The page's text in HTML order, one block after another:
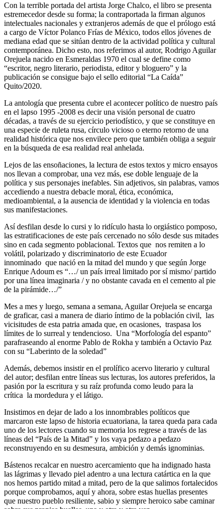
Con la terrible portada del artista Jorge Chalco, el libro se presenta
estremecedor desde su forma; la contraportada la firman algunos
intelectuales nacionales y extranjeros además de que el prólogo está
a cargo de Víctor Polanco Frías de México, todos ellos jóvenes de
mediana edad que se sitúan dentro de la actividad política y cultural
contemporánea. Dicho esto, nos referimos al autor, Rodrigo Aguilar
Orejuela nacido en Esmeraldas 1970 el cual se define como
“escritor, negro literario, periodista, editor y bloguero” y la
publicación se consigue bajo el sello editorial “La Caída”
Quito/2020.
La antología que presenta cubre el acontecer político de nuestro país
en el lapso 1995 -2008 es decir una visión personal de cuatro
décadas, a través de su ejercicio periodístico, y que se constituye en
una especie de ruleta rusa, círculo vicioso o eterno retorno de una
realidad histórica que nos envilece pero que también obliga a seguir
en la búsqueda de esa realidad real anhelada.
Lejos de las ensoñaciones, la lectura de estos textos y micro ensayos
nos llevan a comprobar, una vez más, ese doble lenguaje de la
política y sus personajes inefables. Sin adjetivos, sin palabras, vamos
accediendo a nuestra debacle moral, ética, económica,
medioambiental, a la ausencia de identidad y la violencia en todas
sus manifestaciones.
Así desfilan desde lo cursi y lo ridículo hasta lo orgiástico pomposo,
las estratificaciones de este país cercenado no sólo desde sus mitades
sino en cada segmento poblacional. Textos que nos remiten a lo
volátil, polarizado y discriminatorio de este Ecuador
innominado que nació en la mitad del mundo y que según Jorge
Enrique Adoum es “…/ un país irreal limitado por sí mismo/ partido
por una línea imaginaria / y no obstante cavada en el cemento al pie
de la pirámide…/”
Mes a mes y luego, semana a semana, Aguilar Orejuela se encarga
de graficar, casi a manera de diario íntimo de la población civil, las
vicisitudes de esta patria amada que, en ocasiones, traspasa los
límites de lo surreal y tendencioso. Una “Morfología del espanto”
parafraseando al enorme Pablo de Rokha y también a Octavio Paz
con su “Laberinto de la soledad”
Además, debemos insistir en el prolífico acervo literario y cultural
del autor; desfilan entre líneas sus lecturas, los autores preferidos, la
pasión por la escritura y su raíz profunda como leudo para la
crítica la mordedura y el látigo.
Insistimos en dejar de lado a los innombrables políticos que
marcaron este lapso de historia ecuatoriana, la tarea queda para cada
uno de los lectores cuando su memoria los regrese a través de las
líneas del “País de la Mitad” y los vaya pedazo a pedazo
reconstruyendo en su desmesura, ambición y demás ignominias.
Bástenos recalcar en nuestro acercamiento que ha indignado hasta
las lágrimas y llevado piel adentro a una lectura catártica en la que
nos hemos partido mitad a mitad, pero de la que salimos fortalecidos
porque comprobamos, aquí y ahora, sobre estas huellas presentes
que nuestro pueblo resiliente, sabio y siempre heroico sabe caminar